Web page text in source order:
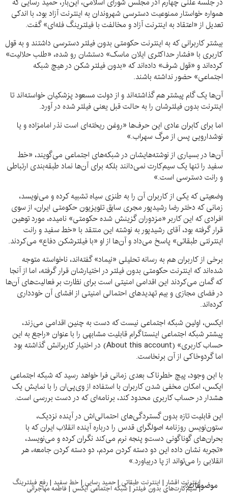
همواره خواستار ممنوعیت دسترسی شهروندان به اینترنت آزاد بود، با اندکی
تعدیل از «اعتقاد به اینترنت آزاد و مخالفت با فیلترینگ فله‌ای» گفت.
بیشتر کاربرانی که به اینترنت حکومتی بدون فیلتر دسترسی داشتند و به قول
کاربری با «فشار حداکثری ایلان ماسک» دستشان رو شده، «طلب حلالیت»
کرده‌اند و «قول شرف» داده‌اند که «بدون فیلتر شکن در هیچ شبکه
اجتماعی» حضور نداشته باشند.
آن‌ها یک گام پیشتر هم گذاشته‌اند و از دولت مسعود پزشکیان خواسته‌اند تا
اینترنت بدون فیلترشان را به حالت قبل یعنی فیلتر شده در آورد.
اما برای کابران عادی این حرف‌ها «روغن ریخته‌ای است نذر امامزاده و یا
نوشدارویی پس از مرگ سهراب.»
آن‌ها در بسیاری از نوشته‌هایشان در شبکه‌های اجتماعی می‌گویند، «خط
سفید را تنها یک سیم‌کارت نمی‌دانند بلکه برای آن‌ها نماد طبقه‌بندی ارتباطی
و رانت دسترسی است.»
وضعیتی که یکی از کاربران آن را به طنزی سیاه تشبیه کرده و می‌نویسد،
زمانی که دختر رضا رشیدپور مجری سابق تلویزیون حکومتی ایران، از سوی
افرادی که این کاربر «مزدوران گزینش شده حکومتی» نامیده، مورد توهین
قرار گرفته بود، آقای رشیدپور به نوشته این منتقد با «خط سفید و رانت
اینترنتی طبقاتی» پاسخ می‌داد و آن‌ها از او «با فیلترشکن دفاع» می‌کردند.
برخی از کاربران هم به رسانه تحلیلی «نیماد» گفته‌اند، ناخواسته متوجه
شده‌اند که اینترنت حکومتی بدون فیلتر در اختیارشان قرار گرفته، اما از آنجا
که گمان می‌کردند این اقدامی امنیتی است برای نظارت بر فعالیت‌های آن‌ها
در فضای مجازی و بیم تهدیدهای احتمالی امنیتی از افشای آن خودداری
کرده‌اند.
ایکس، اولین شبکه اجتماعی نیست که دست به چنین اقدامی می‌زند،
پیشتر شبکه اجتماعی اینستاگرام قابلیت مشابهی را با عنوان «راجع به این
حساب کاربری» (About this account) در اختیار کاربرانش گذاشته بود
اما گردوخاکی از آن برنخاست.
با این وجود، پیچ خطرناک بعدی زمانی فرا خواهد رسید که شبکه اجتماعی
ایکس، امکان مخفی شدن کاربران با استفاده از وی‌پی‌ان را با نمایش یک
هشدار در حساب کاربری محدود کند، برنامه‌ای که در دست بررسی است.
این قابلیت تازه بدون گستردگی‌های احتمالی‌اش در آینده نزدیک،
ستون‌نویس روزنامه اصولگرای قدس را درباره آینده انقلاب ایران که با
بحران‌های گوناگونی دست‌و پنجه نرم می‌کند نگران کرده و می‌نویسد،
«تجربه نشان داده این دو دسته کردن مردم، دو دسته کردن جامعه، هر
انقلابی را می‌تواند از پا دربیاورد.»
موضوعات:اینترنت اقشار | اینترنت طبقاتی |حمید رسایی | خط سفید |رفع فیلترینگ
|سیم‌کارت‌های بدون فیلتر |شبکه اجتماعی ایکس| فاطمه مهاجرانی